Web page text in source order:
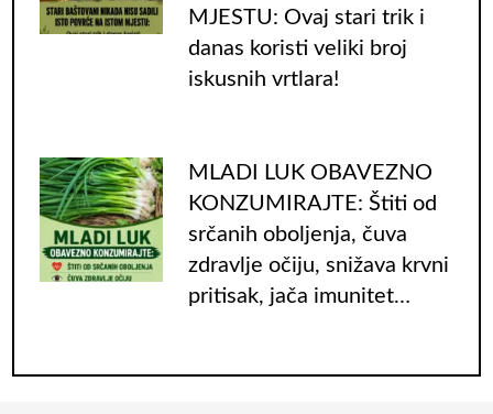
MJESTU: Ovaj stari trik i
danas koristi veliki broj
iskusnih vrtlara!
MLADI LUK OBAVEZNO
KONZUMIRAJTE: Štiti od
srčanih oboljenja, čuva
zdravlje očiju, snižava krvni
pritisak, jača imunitet…